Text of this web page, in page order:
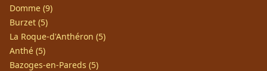
Domme (9)
Burzet (5)
La Roque-d'Anthéron (5)
Anthé (5)
Bazoges-en-Pareds (5)